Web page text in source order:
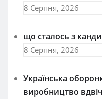
8 Серпня, 2026
що сталось з
8 Серпня, 2026
Українська
виробництво